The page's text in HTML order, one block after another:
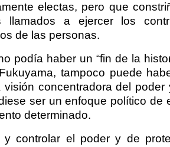
electas, pero que
llamados a ejercer los
de las personas.
podía haber un “fin de la
tampoco puede
visión concentradora del
ser un enfoque político de
determinado.
y controlar el poder y de